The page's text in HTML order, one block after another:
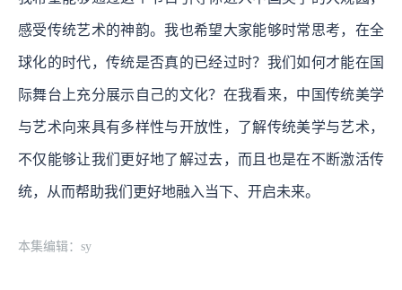
感受传统艺术的神韵。我也希望大家能够时常思考，在全
球化的时代，传统是否真的已经过时？我们如何才能在国
际舞台上充分展示自己的文化？在我看来，中国传统美学
与艺术向来具有多样性与开放性，了解传统美学与艺术，
不仅能够让我们更好地了解过去，而且也是在不断激活传
统，从而帮助我们更好地融入当下、开启未来。
本集编辑：sy